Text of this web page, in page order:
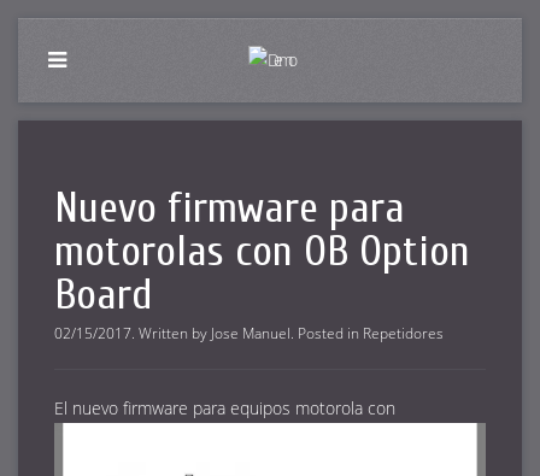
Nuevo firmware para
motorolas con OB Option
Board
02/15/2017. Written by Jose Manuel. Posted in Repetidores
El nuevo firmware para equipos motorola con